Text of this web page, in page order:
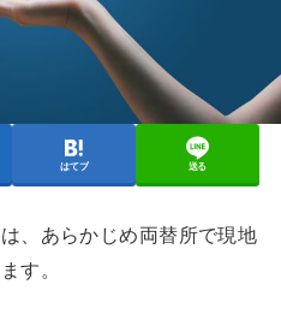
はてブ 送る
、あらかじめ両替所で現地
す。